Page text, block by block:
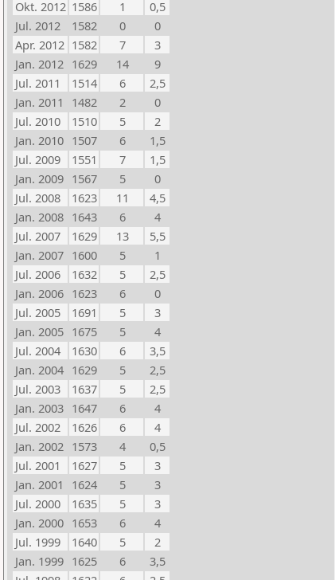
Okt. 2012 1586 1
0,5
Jul. 2012
1582 0
0
Apr. 2012 1582 7
3
Jan. 2012 1629 14
9
Jul. 2011
1514 6
2,5
Jan. 2011
1482 2
0
Jul. 2010
1510 5
2
Jan. 2010 1507 6
1,5
Jul. 2009
1551 7
1,5
Jan. 2009 1567 5
0
Jul. 2008
1623 11
4,5
Jan. 2008 1643 6
4
Jul. 2007
1629 13
5,5
Jan. 2007 1600 5
1
Jul. 2006
1632 5
2,5
Jan. 2006 1623 6
0
Jul. 2005
1691 5
3
Jan. 2005 1675 5
4
Jul. 2004
1630 6
3,5
Jan. 2004 1629 5
2,5
Jul. 2003
1637 5
2,5
Jan. 2003 1647 6
4
Jul. 2002
1626 6
4
Jan. 2002 1573 4
0,5
Jul. 2001
1627 5
3
Jan. 2001
1624 5
3
Jul. 2000
1635 5
3
Jan. 2000 1653 6
4
Jul. 1999
1640 5
2
Jan. 1999 1625 6
3,5